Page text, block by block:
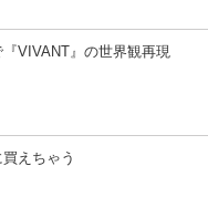
『VIVANT』の世界観再現
えちゃう